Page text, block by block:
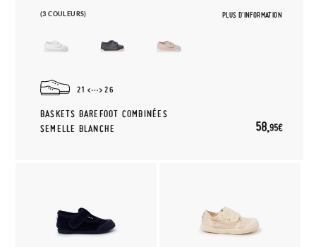
(3 COULEURS) PLUS D'INFORMATION
21 26
BASKETS BAREFOOT COMBINÉES
SEMELLE BLANCHE
58,95€